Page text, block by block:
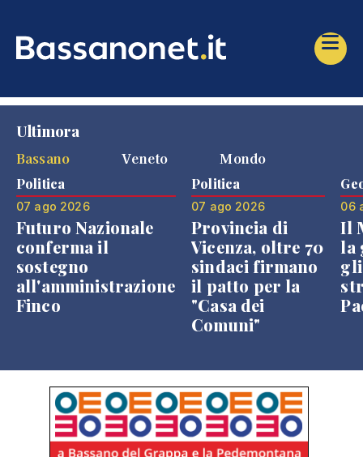
Ultimora
Bassano
Veneto Mondo
Politica
07 ago 2026
Futuro Nazionale
conferma il
sostegno
all'amministrazione
Finco
Politica
07 ago 2026
Provincia di
Vicenza, oltre 70
sindaci firmano
il patto per la
"Casa dei
Comuni"
06
Il
la